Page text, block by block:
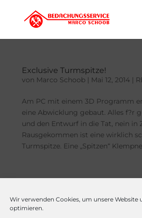
Wir verwenden Cookies, um unsere Website
optimieren.
Exclusive Turmspitze!
von Marco Schoob| Mai 12, 2014 |
Am PC mit einem 3D Programm
eine Abwicklung gebaut. Alles f?r
und den Entwurf in die Tat, nein in
Rausgekommen ist eine wirklich
Turmspitze. Eine „Spitzen“